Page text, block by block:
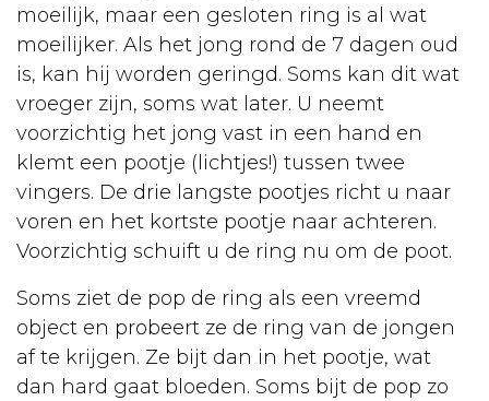
moeilijk, maar een gesloten ring is al wat
moeilijker. Als het jong rond de 7 dagen oud
is, kan hij worden geringd. Soms kan dit wat
vroeger zijn, soms wat later. U neemt
voorzichtig het jong vast in een hand en
klemt een pootje (lichtjes!) tussen twee
vingers. De drie langste pootjes richt u naar
voren en het kortste pootje naar achteren.
Voorzichtig schuift u de ring nu om de poot.
Soms ziet de pop de ring als een vreemd
object en probeert ze de ring van de jongen
af te krijgen. Ze bijt dan in het pootje, wat
dan hard gaat bloeden. Soms bijt de pop zo